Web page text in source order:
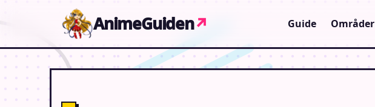
AnimeGuiden↗ Guide Områder